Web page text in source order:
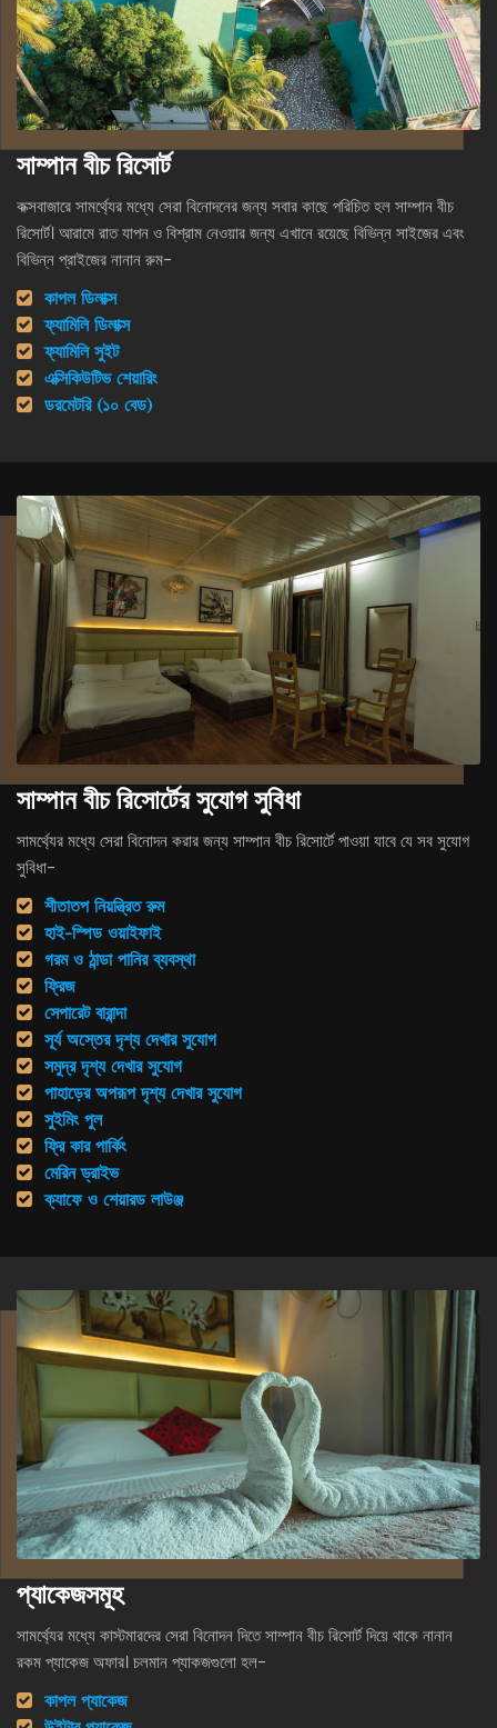
সাম্পান বীচ রিসোর্ট
কক্সবাজারে সামর্থ্যের মধ্যে সেরা বিনোদনের জন্য সবার কাছে পরিচিত হল সাম্পান বীচ
রিসোর্ট। আরামে রাত যাপন ও বিশ্রাম নেওয়ার জন্য এখানে রয়েছে বিভিন্ন সাইজের এবং
বিভিন্ন প্রাইজের নানান রুম-
কাপল ডিলাক্স
ফ্যামিলি ডিলাক্স
ফ্যামিলি সুইট
এক্সিকিউটিভ শেয়ারিং
ডরমেটরি (১০ বেড)
সাম্পান বীচ রিসোর্টের সুযোগ সুবিধা
সামর্থ্যের মধ্যে সেরা বিনোদন করার জন্য সাম্পান বীচ রিসোর্টে পাওয়া যাবে যে সব সুযোগ
সুবিধা-
শীতাতপ নিয়ন্ত্রিত রুম
হাই-স্পিড ওয়াইফাই
গরম ও ঠান্ডা পানির ব্যবস্থা
ফ্রিজ
সেপারেট বারান্দা
সূর্য অস্তের দৃশ্য দেখার সুযোগ
সমুদ্র দৃশ্য দেখার সুযোগ
পাহাড়ের অপরূপ দৃশ্য দেখার সুযোগ
সুইমিং পুল
ফ্রি কার পার্কিং
মেরিন ড্রাইভ
ক্যাফে ও শেয়ারড লাউঞ্জ
প্যাকেজসমূহ
সামর্থ্যের মধ্যে কাস্টমারদের সেরা বিনোদন দিতে সাম্পান বীচ রিসোর্ট দিয়ে থাকে নানান
রকম প্যাকেজ অফার। চলমান প্যাকজগুলো হল-
কাপল প্যাকেজ